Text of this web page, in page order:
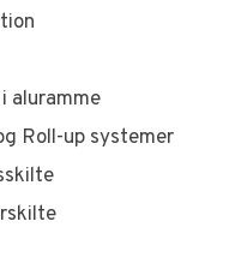
aluramme
Roll-up systemer